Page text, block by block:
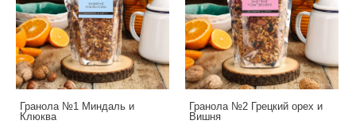
Гранола №1 Миндаль и
Клюква
Гранола №2 Грецкий орех и
Вишня